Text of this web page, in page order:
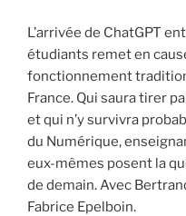
L’arrivée de ChatGPT
étudiants remet en
fonctionnement
France. Qui saura tirer
et qui n’y survivra
du Numérique,
eux-mêmes posent la
de demain. Avec
Fabrice Epelboin.